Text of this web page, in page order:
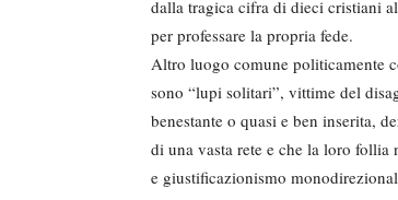
dalla tragica cifra di dieci cristiani
per professare la propria fede.
Altro luogo comune politicamente
sono “lupi solitari”, vittime del
benestante o quasi e ben inserita,
di una vasta rete e che la loro follia
e giustificazionismo